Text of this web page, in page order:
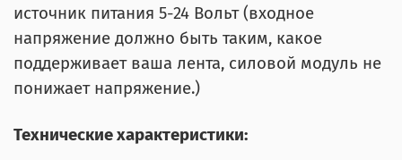
источник питания 5-24 Вольт (входное
напряжение должно быть таким, какое
поддерживает ваша лента, силовой модуль не
понижает напряжение.)
Технические характеристики: